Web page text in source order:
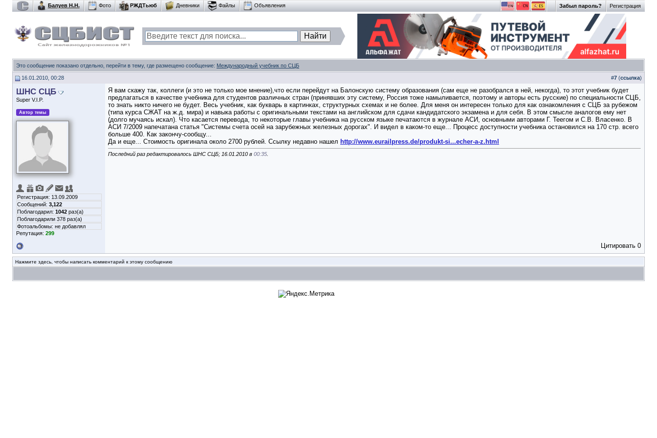
Регистрация
Забыл пароль?
Балуев Н.Н. Фото РЖДТьюб Дневники Файлы Объявления
Это сообщение показано отдельно, перейти в тему, где размещено сообщение: Международный учебник по СЦБ
16.01.2010, 00:28 #7 (ссылка)
ШНС СЦБ
Super V.I.P.
Автор темы
Регистрация: 13.09.2009
Сообщений: 3,122
Поблагодарил: 1042 раз(а)
Поблагодарили 378 раз(а)
Фотоальбомы: не добавлял
Репутация: 299
Я вам скажу так, коллеги (и это не только мое мнение),что если перейдут на Балонскую систему образования (сам еще не разобрался в ней, некогда), то этот учебник будет
предлагаться в качестве учебника для студентов различных стран (принявших эту систему, Россия тоже намыливается, поэтому и авторы есть русские) по специальности СЦБ,
то знать никто ничего не будет. Весь учебник, как букварь в картинках, структурных схемах и не более. Для меня он интересен только для как ознакомления с СЦБ за рубежом
(типа курса СЖАТ на ж.д. мира) и навыка работы с оригинальными текстами на английском для сдачи кандидатского экзамена и для себя. В этом смысле аналогов ему нет
(долго мучаясь искал). Что касается перевода, то некоторые главы учебника на русском языке печатаются в журнале АСИ, основными авторами Г. Теегом и С.В. Власенко. В
АСИ 7/2009 напечатана статья "Системы счета осей на зарубежных железных дорогах". И видел в каком-то еще... Процесс доступности учебника остановился на 170 стр. всего
больше 400. Как закончу-сообщу...
Да и еще... Стоимость оригинала около 2700 рублей. Ссылку недавно нашел http://www.eurailpress.de/produkt-si...echer-a-z.html
Последний раз редактировалось ШНС СЦБ; 16.01.2010 в 00:35
Цитировать 0
Нажмите здесь, чтобы написать комментарий к этому сообщению